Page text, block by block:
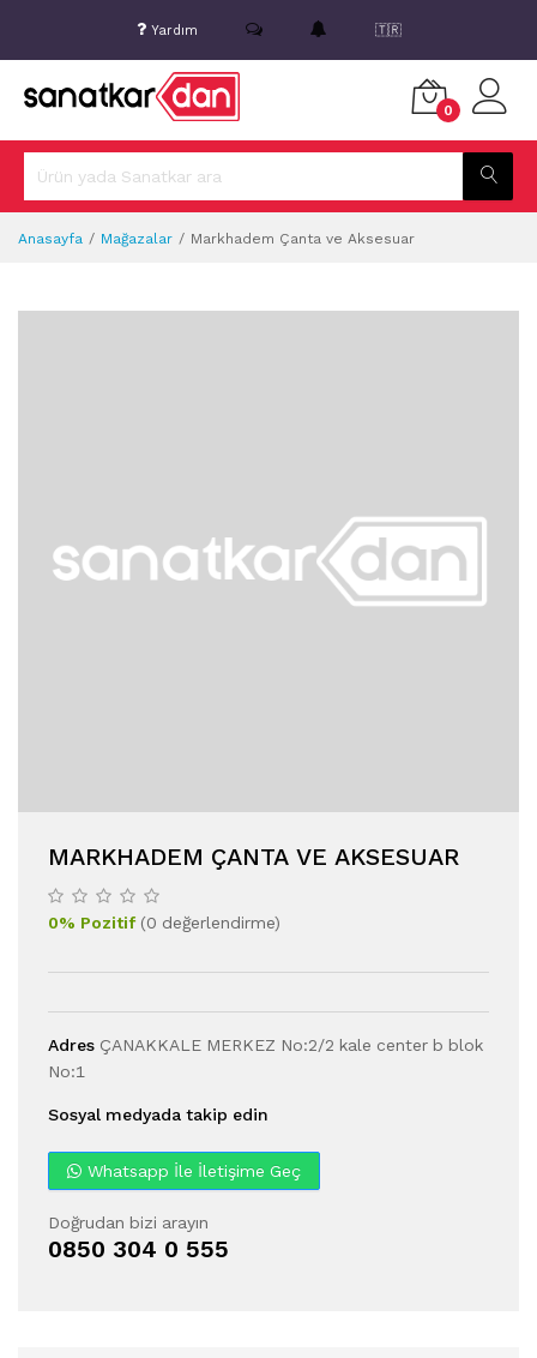
Yardım 🇹🇷
0
Anasayfa Mağazalar Markhadem Çanta ve Aksesuar
MARKHADEM ÇANTA VE AKSESUAR
0% Pozitif(0 değerlendirme)
Adres ÇANAKKALE MERKEZ No:2/2 kale center b blok
No:1
Sosyal medyada takip edin
Whatsapp İle İletişime Geç
Doğrudan bizi arayın
0850 304 0 555